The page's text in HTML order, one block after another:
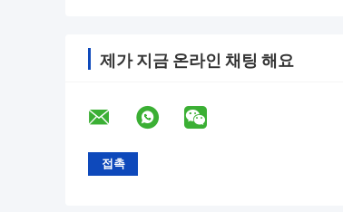
제가 지금 온라인 채팅 해요